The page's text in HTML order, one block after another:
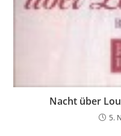
Nacht über
5.